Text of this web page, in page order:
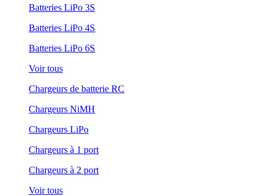
Batteries LiPo 3S
Batteries LiPo 4S
Batteries LiPo 6S
Voir tous
Chargeurs de batterie RC
Chargeurs NiMH
Chargeurs LiPo
Chargeurs à 1 port
Chargeurs à 2 port
Voir tous